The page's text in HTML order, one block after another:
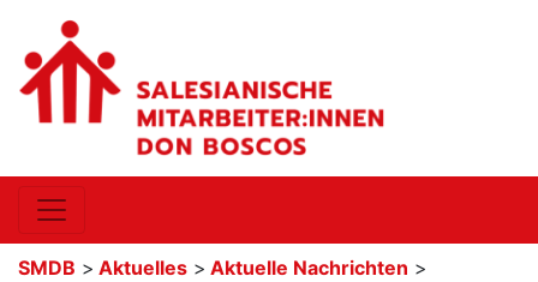
SMDB > Aktuelles > Aktuelle Nachrichten >